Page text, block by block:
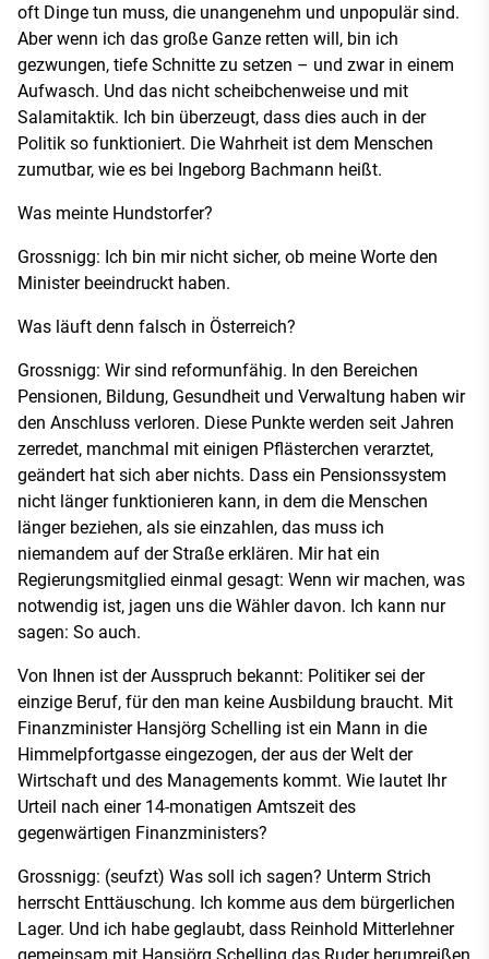
oft Dinge tun muss, die unangenehm und unpopulär sind.
Aber wenn ich das große Ganze retten will, bin ich
gezwungen, tiefe Schnitte zu setzen – und zwar in einem
Aufwasch. Und das nicht scheibchenweise und mit
Salamitaktik. Ich bin überzeugt, dass dies auch in der
Politik so funktioniert. Die Wahrheit ist dem Menschen
zumutbar, wie es bei Ingeborg Bachmann heißt.
Was meinte Hundstorfer?
Grossnigg: Ich bin mir nicht sicher, ob meine Worte den
Minister beeindruckt haben.
Was läuft denn falsch in Österreich?
Grossnigg: Wir sind reformunfähig. In den Bereichen
Pensionen, Bildung, Gesundheit und Verwaltung haben wir
den Anschluss verloren. Diese Punkte werden seit Jahren
zerredet, manchmal mit einigen Pflästerchen verarztet,
geändert hat sich aber nichts. Dass ein Pensionssystem
nicht länger funktionieren kann, in dem die Menschen
länger beziehen, als sie einzahlen, das muss ich
niemandem auf der Straße erklären. Mir hat ein
Regierungsmitglied einmal gesagt: Wenn wir machen, was
notwendig ist, jagen uns die Wähler davon. Ich kann nur
sagen: So auch.
Von Ihnen ist der Ausspruch bekannt: Politiker sei der
einzige Beruf, für den man keine Ausbildung braucht. Mit
Finanzminister Hansjörg Schelling ist ein Mann in die
Himmelpfortgasse eingezogen, der aus der Welt der
Wirtschaft und des Managements kommt. Wie lautet Ihr
Urteil nach einer 14-monatigen Amtszeit des
gegenwärtigen Finanzministers?
Grossnigg: (seufzt) Was soll ich sagen? Unterm Strich
herrscht Enttäuschung. Ich komme aus dem bürgerlichen
Lager. Und ich habe geglaubt, dass Reinhold Mitterlehner
gemeinsam mit Hansjörg Schelling das Ruder herumreißen